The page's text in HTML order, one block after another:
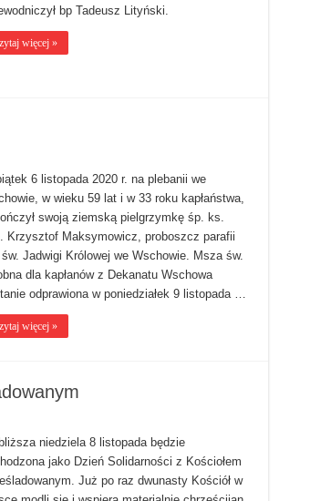
bp Tadeusz Lityński.
więcej »
6 listopada 2020 r. na plebanii we
w wieku 59 lat i w 33 roku kapłaństwa,
swoją ziemską pielgrzymkę śp. ks.
Krzysztof Maksymowicz, proboszcz parafii
św. Jadwigi Królowej we Wschowie. Msza św.
dla kapłanów z Dekanatu Wschowa
odprawiona w poniedziałek 9 listopada …
więcej »
niedziela 8 listopada będzie
jako Dzień Solidarności z Kościołem
Już po raz dwunasty Kościół w